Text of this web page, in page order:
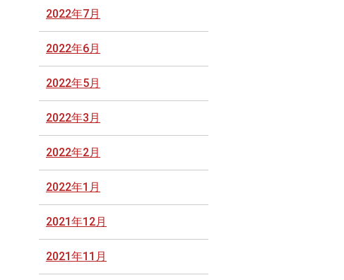
2022年7月
2022年6月
2022年5月
2022年3月
2022年2月
2022年1月
2021年12月
2021年11月